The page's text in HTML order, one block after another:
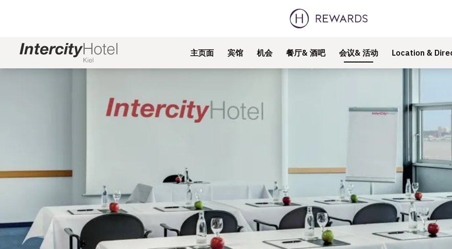
主页面 宾馆 机会 餐厅& 酒吧 会议& 活动 Location &